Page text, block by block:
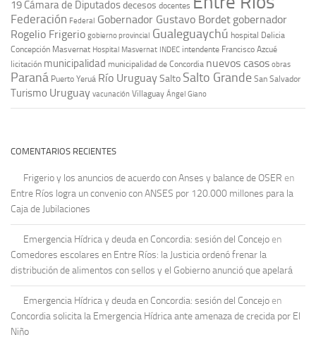
19 Cámara de Diputadosdecesos docentes
Federación Federal Gobernador Gustavo Bordet gobernador
Rogelio Frigerio gobierno provincial Gualeguaychú hospital Delicia
Concepción Masvernat Hospital Masvernat INDEC intendente Francisco Azcué
licitación municipalidad municipalidad de Concordia nuevos casos obras
Paraná Puerto Yeruá Río UruguaySalto Salto Grande San Salvador
Turismo Uruguay vacunación Villaguay Ángel Giano
COMENTARIOS RECIENTES
Frigerio y los anuncios de acuerdo con Anses y balance de OSER en
Entre Ríos logra un convenio con ANSES por 120.000 millones para la
Caja de Jubilaciones
Emergencia Hídrica y deuda en Concordia: sesión del Concejo en
Comedores escolares en Entre Ríos: la Justicia ordenó frenar la
distribución de alimentos con sellos y el Gobierno anunció que apelará
Emergencia Hídrica y deuda en Concordia: sesión del Concejo en
Concordia solicita la Emergencia Hídrica ante amenaza de crecida por El
Niño